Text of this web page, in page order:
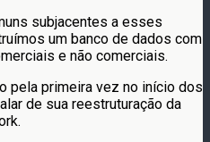
subjacentes a esses
um banco de dados com
e não comerciais.
pela primeira vez no início dos
de sua reestruturação da